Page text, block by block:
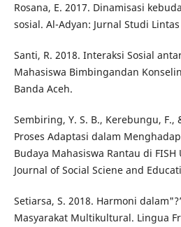
Rosana, E. 2017. Dinamisasi
sosial. Al-Adyan: Jurnal Studi
Santi, R. 2018. Interaksi Sosial
Mahasiswa Bimbingandan
Banda Aceh.
Sembiring, Y. S. B., Kerebungu, F.,
Proses Adaptasi dalam
Budaya Mahasiswa Rantau di
Journal of Social Sciene and
Setiarsa, S. 2018. Harmoni
Masyarakat Multikultural. Lingua